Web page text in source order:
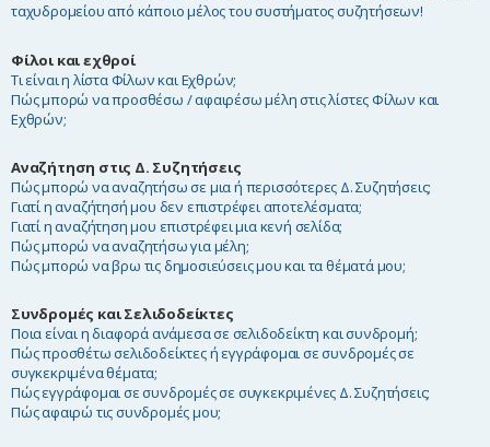
ταχυδρομείου από κάποιο μέλος του συστήματος συζητήσεων!
Φίλοι και εχθροί
Τι είναι η λίστα Φίλων και Εχθρών;
Πώς μπορώ να προσθέσω / αφαιρέσω μέλη στις λίστες Φίλων και
Εχθρών;
Αναζήτηση στις Δ. Συζητήσεις
Πώς μπορώ να αναζητήσω σε μια ή περισσότερες Δ. Συζητήσεις;
Γιατί η αναζήτησή μου δεν επιστρέφει αποτελέσματα;
Γιατί η αναζήτηση μου επιστρέφει μια κενή σελίδα;
Πώς μπορώ να αναζητήσω για μέλη;
Πώς μπορώ να βρω τις δημοσιεύσεις μου και τα θέματά μου;
Συνδρομές και Σελιδοδείκτες
Ποια είναι η διαφορά ανάμεσα σε σελιδοδείκτη και συνδρομή;
Πώς προσθέτω σελιδοδείκτες ή εγγράφομαι σε συνδρομές σε
συγκεκριμένα θέματα;
Πώς εγγράφομαι σε συνδρομές σε συγκεκριμένες Δ. Συζητήσεις;
Πώς αφαιρώ τις συνδρομές μου;